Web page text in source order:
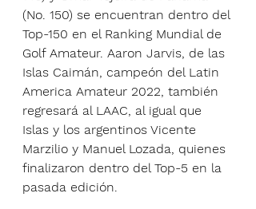
(No. 150) se encuentran dentro del
Top-150 en el Ranking Mundial de
Golf Amateur. Aaron Jarvis, de las
Islas Caimán, campeón del Latin
America Amateur 2022, también
regresará al LAAC, al igual que
Islas y los argentinos Vicente
Marzilio y Manuel Lozada, quienes
finalizaron dentro del Top-5 en la
pasada edición.